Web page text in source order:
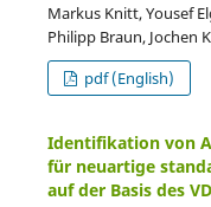
Markus Knitt, Yousef
Philipp Braun, Jochen
pdf (English)
Identifikation von
für neuartige
auf der Basis des